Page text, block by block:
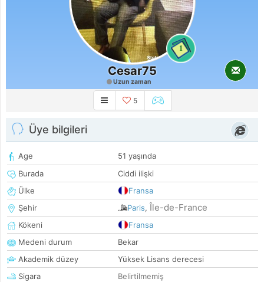
1
Cesar75
Uzun zaman
5
Üye bilgileri
Age
51 yaşında
Burada
Ciddi ilişki
Ülke
Fransa
Şehir
Paris, Île-de-France
Kökeni
Fransa
Medeni durum
Bekar
Akademik düzey
Yüksek Lisans derecesi
Sigara
Belirtilmemiş